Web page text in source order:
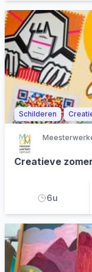
Schilderen
Creatieve
6u